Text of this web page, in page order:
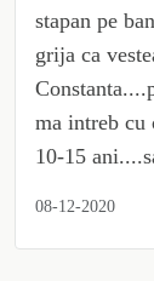
stapan pe
grija ca
ma intreb cu
10-15
08-12-2020